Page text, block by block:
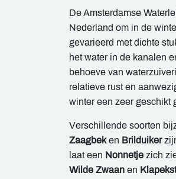
De Amsterdamse
Nederland om in de
gevarieerd met dichte
het water in de kanalen
behoeve van
relatieve rust en
winter een zeer geschikt
Verschillende soorten
Zaagbeken Brilduiker
laat een Nonnetje zich
Wilde Zwaan en